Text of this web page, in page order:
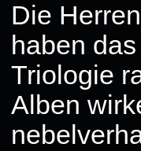
Die
haben
Triologie
Alben